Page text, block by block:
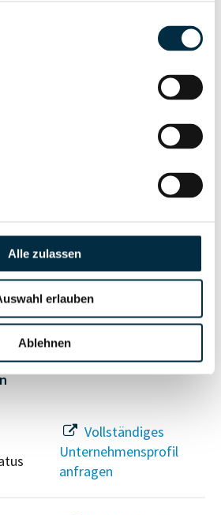
Alle zulassen
erlauben
Ablehnen
Vollständiges
Unternehmensprofil
Vollständiges
Unternehmensprofil
Unternehmensprofil
anfragen
Vollständiges
Unternehmensprofil
anfragen